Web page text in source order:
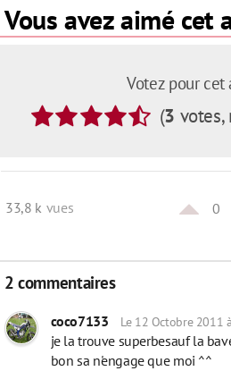
Vous avez aimé cet
Votez pour
(3 votes,
33,8 k vues 0
2 commentaires
coco7133 Le 12 Octobre 2011
je la trouve superbesauf la
bon sa n'engage que moi ^^